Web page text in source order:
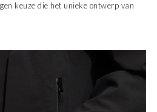
keuze die het unieke ontwerp van